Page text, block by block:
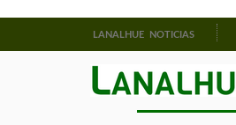
LANALHUE NOTICIAS